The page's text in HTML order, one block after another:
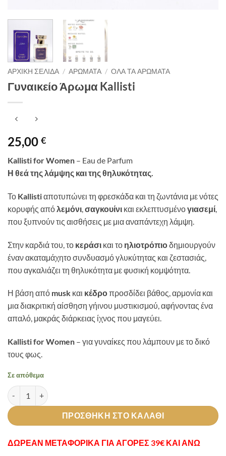
ΑΡΧΙΚΉ ΣΕΛΊΔΑ / ΑΡΏΜΑΤΑ / ΌΛΑ ΤΑ ΑΡΏΜΑΤΑ
Γυναικείο Άρωμα Kallisti
25,00 €
Kallisti for Women – Eau de Parfum
Η θεά της λάμψης και της θηλυκότητας.
Το Kallistiαποτυπώνει τη φρεσκάδα και τη ζωντάνια με νότες
κορυφής από λεμόνι σαγκουίνι και εκλεπτυσμένογιασεμί
που ξυπνούν τις αισθήσεις με μια αναπάντεχη λάμψη.
Στην καρδιά του, το κεράσι και το ηλιοτρόπιοδημιουργούν
έναν ακαταμάχητο συνδυασμό γλυκύτητας και ζεστασιάς,
που αγκαλιάζει τη θηλυκότητα με φυσική κομψότητα.
Η βάση από musk και κέδροπροσδίδει βάθος, αρμονία και
μια διακριτική αίσθηση γήινου μυστικισμού, αφήνοντας ένα
απαλό, μακράς διάρκειας ίχνος που μαγεύει.
Kallisti for Women – για γυναίκες που λάμπουν με το δικό
τους φως.
Σε απόθεμα
Γυναικείο Άρωμα Kallisti ποσότητα
ΠΡΟΣΘΉΚΗ ΣΤΟ ΚΑΛΆΘΙ
ΔΩΡΕΑΝ ΜΕΤΑΦΟΡΙΚΑ ΓΙΑ ΑΓΟΡΕΣ 39€ ΚΑΙ ΑΝΩ